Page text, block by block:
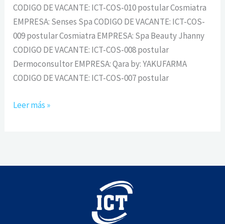
CODIGO DE VACANTE: ICT-COS-010 postular Cosmiatra
EMPRESA: Senses Spa CODIGO DE VACANTE: ICT-COS-
009 postular Cosmiatra EMPRESA: Spa Beauty Jhanny
CODIGO DE VACANTE: ICT-COS-008 postular
Dermoconsultor EMPRESA: Qara by: YAKUFARMA
CODIGO DE VACANTE: ICT-COS-007 postular
Leer más »